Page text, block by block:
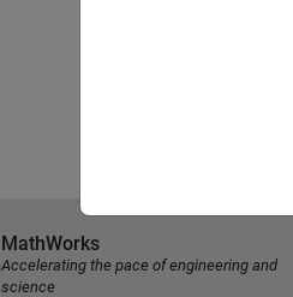
MathWorks
Accelerating the pace of engineering and
science